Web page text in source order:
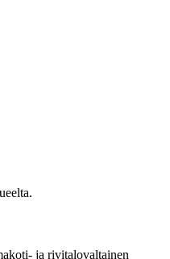
ja rivitalovaltainen